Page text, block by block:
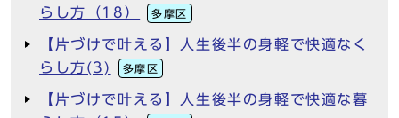
らし方（18）
多摩区
【片づけで叶える】人生後半の身軽で快適なく
らし方(3)
多摩区
【片づけで叶える】人生後半の身軽で快適な暮